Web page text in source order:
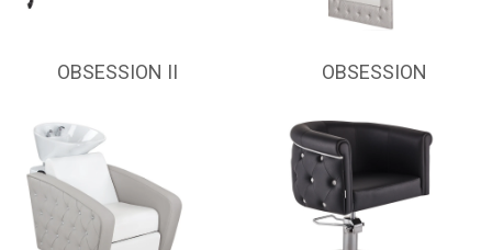
OBSESSION II OBSESSION